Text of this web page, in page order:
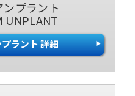
プラント
UNPLANT
ラント 詳細